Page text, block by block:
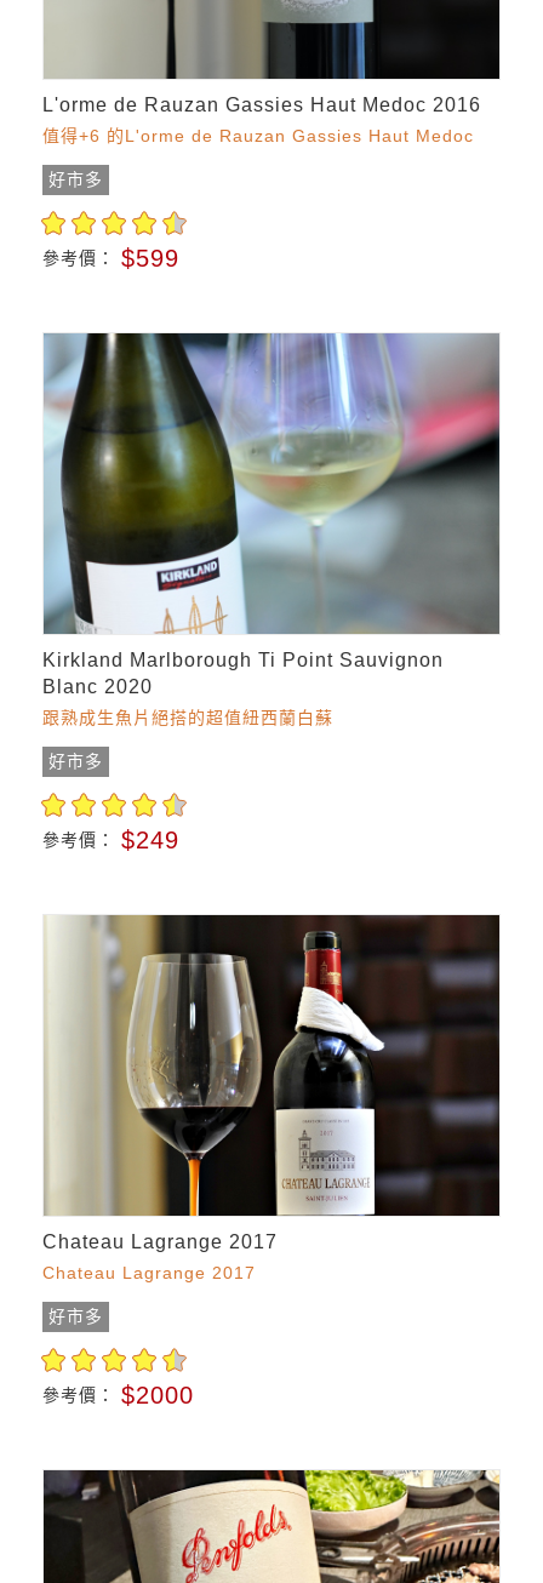
L'orme de Rauzan Gassies Haut Medoc 2016
值得+6 的L'orme de Rauzan Gassies Haut Medoc
好市多
參考價： $599
Kirkland Marlborough Ti Point Sauvignon
Blanc 2020
跟熟成生魚片絕搭的超值紐西蘭白蘇
好市多
參考價： $249
Chateau Lagrange 2017
Chateau Lagrange 2017
好市多
參考價： $2000